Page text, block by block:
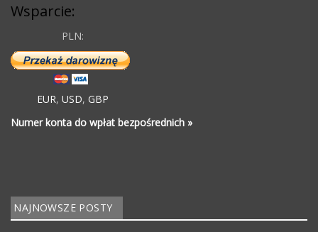
Wsparcie:
PLN:
EUR, USD, GBP
Numer konta do wpłat bezpośrednich »
NAJNOWSZE POSTY